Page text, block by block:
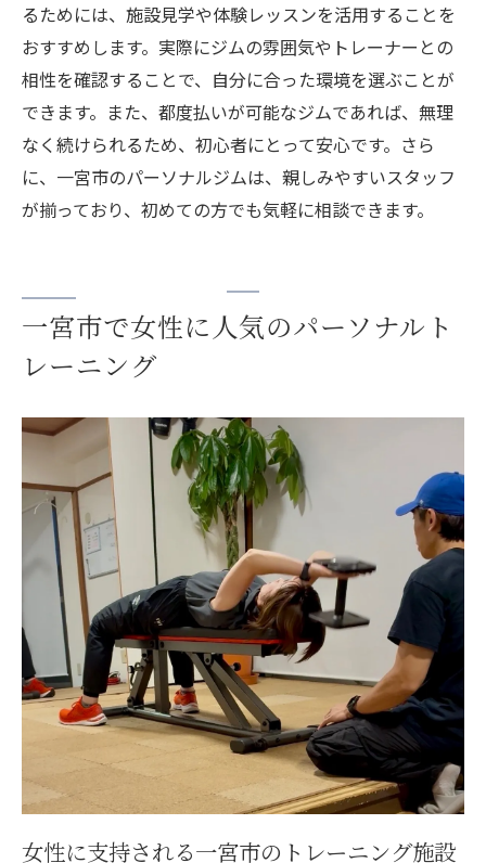
るためには、施設見学や体験レッスンを活用することを
おすすめします。実際にジムの雰囲気やトレーナーとの
相性を確認することで、自分に合った環境を選ぶことが
できます。また、都度払いが可能なジムであれば、無理
なく続けられるため、初心者にとって安心です。さら
に、一宮市のパーソナルジムは、親しみやすいスタッフ
が揃っており、初めての方でも気軽に相談できます。
一宮市で女性に人気のパーソナルト
レーニング
女性に支持される一宮市のトレーニング施設